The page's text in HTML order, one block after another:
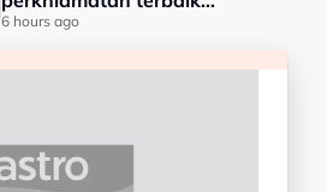
kepada rakyat - Amirudin
6 hours ago